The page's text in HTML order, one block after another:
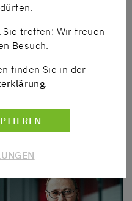
Sie treffen: Wir freuen
Besuch.
finden Sie in der
.